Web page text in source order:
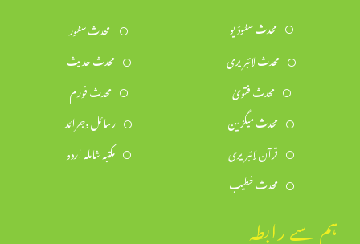
محدث سٹوڈیو
محدث سٹور
محدث لائبریری
محدث حدیث
محدث فتویٰ
محدث فورم
محدث میگزین
رسائل وجرائد
قرآن لائبریری
مکتبہ شاملہ اردو
محدث خطیب
ہم سے رابطہ